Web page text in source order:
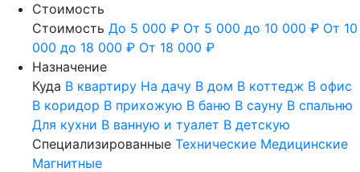
Стоимость
Стоимость До 5 000 ₽ От 5 000 до 10 000 ₽ От 10
000 до 18 000 ₽ От 18 000 ₽
Назначение
Куда В квартиру На дачу В дом В коттедж В офис
В коридор В прихожую В баню В сауну В спальню
Для кухни В ванную и туалет В детскую
Специализированные Технические Медицинские
Магнитные